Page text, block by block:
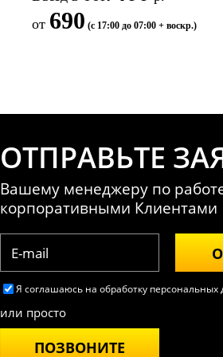
от 690 (с 17:00 до 07:00 + воскр.)
ОТПРАВЬТЕ
Вашему менеджеру по
корпоративными Клиентами
Я соглашаюсь на обработку персональных
или просто
ПОЗВОНИТЕ